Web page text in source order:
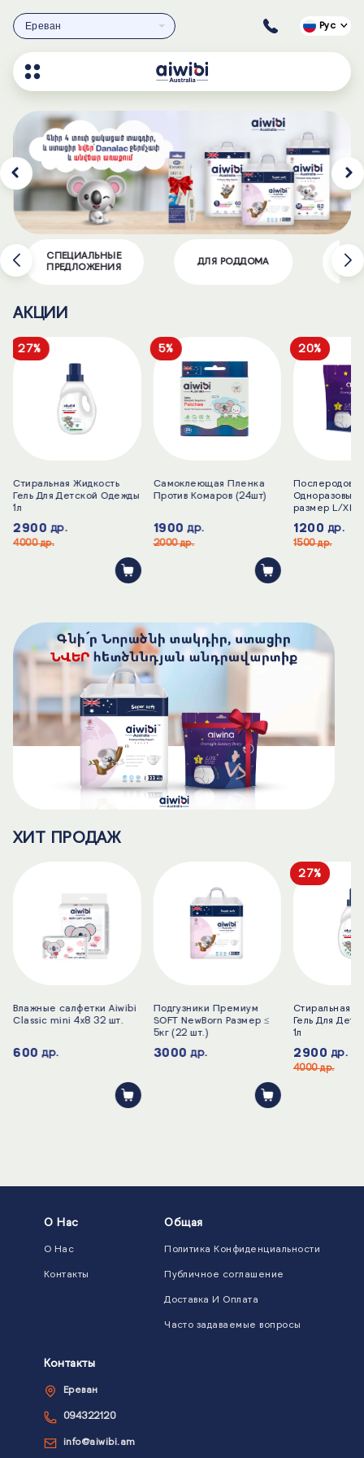
Ереван Рус
СПЕЦИАЛЬНЫЕ
ПРЕДЛОЖЕНИЯ
ДЛЯ РОДДОМА
АКЦИИ
27%
Стиральная Жидкость
Гель Для Детской Одежды
1л
2900 др.
4000др.
5%
Самоклеющая Пленка
Против Комаров (24шт)
1900 др.
2000др.
20%
Одноразовые
размер L/XL
1200 др.
1500др.
ХИТ ПРОДАЖ
Влажные салфетки Aiwibi
Classic mini 4x8 32 шт.
600 др.
Подгузники Премиум
SOFT NewBorn Размер ≤
5кг (22 шт.)
3000 др.
27%
Стиральная
Гель Для
1л
2900 др.
4000др.
О Нас
О Нас
Контакты
Общая
Политика Конфиденциальности
Публичное соглашение
Доставка И Оплата
Часто задаваемые вопросы
Контакты
Ереван
094322120
info@aiwibi.am